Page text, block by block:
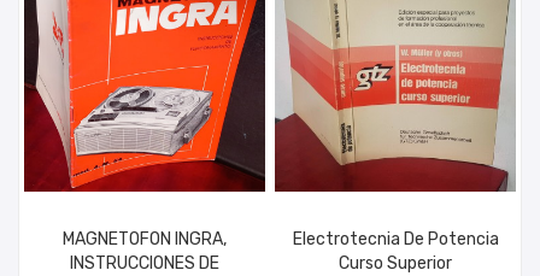
MAGNETOFON INGRA,
INSTRUCCIONES DE
Electrotecnia De Potencia
Curso Superior